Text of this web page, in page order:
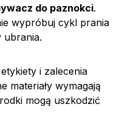
do paznokci.
wypróbuj cykl prania
ubrania.
i zalecenia
materiały wymagają
mogą uszkodzić